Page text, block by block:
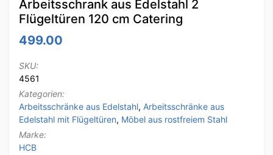
Arbeitsschrank aus Edelstahl 2
Flügeltüren 120 cm Catering
499.00
SKU:
4561
Kategorien:
Arbeitsschränke aus Edelstahl, Arbeitsschränke aus
Edelstahl mit Flügeltüren, Möbel aus rostfreiem Stahl
Marke:
HCB